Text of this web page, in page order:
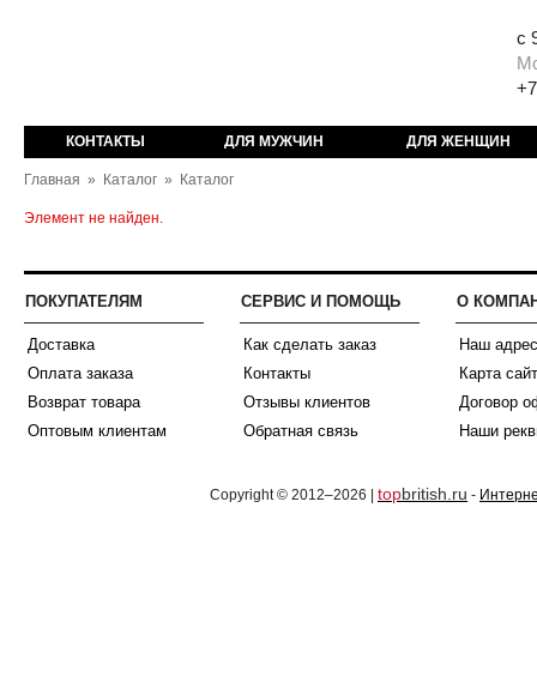
с
КОНТАКТЫ ДЛЯ МУЖЧИН ДЛЯ ЖЕНЩИН
Главная » Каталог » Каталог
Элемент не найден.
ПОКУПАТЕЛЯМ
Доставка
Оплата заказа
Возврат товара
Оптовым клиентам
СЕРВИС И ПОМОЩЬ
Как сделать заказ
Контакты
Отзывы клиентов
Обратная связь
О
Наш адрес
Карта
Договор
Наши
Copyright © 2012–2026 | topbritish.ru -